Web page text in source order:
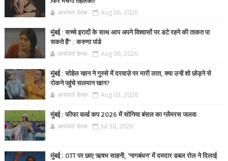
आर्यावर्त डेस्क Aug 06, 2026
मुंबई : सच्चे इरादों के साथ आप अपने विश्वासों पर डटे रहने की ताकत पा
सकते हैं” : करुणा पांडे
आर्यावर्त डेस्क Aug 06, 2026
मुंबई : सोहेल खान ने गुस्से में दरवाज़े पर मारी लात, क्या उन्हें शो छोड़ने से
रोकने पहुंचे सलमान खान?
आर्यावर्त डेस्क Aug 03, 2026
मुंबई : फीफा वर्ल्ड कप 2026 में सोनिया बंसल का ग्लैमरस जलवा
आर्यावर्त डेस्क Jul 30, 2026
मुंबई : OTT पर छाए ऋषभ साहनी, 'नागबंधन' में दमदार डबल रोल ने दिलाई